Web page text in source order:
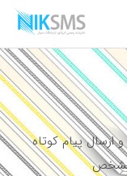
ارسال پیام کوتاه
مشخص